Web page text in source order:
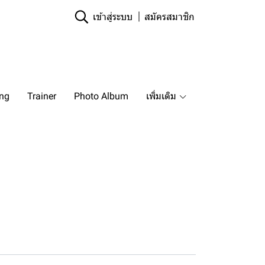
เข้าสู่ระบบ สมัครสมาชิก
Trainer Photo Album เพิ่มเติม